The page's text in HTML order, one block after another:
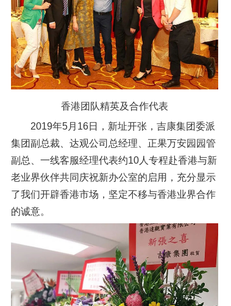
香港团队精英及合作代表
2019年5月16日，新址开张，吉康集团委派
集团副总裁、达观公司总经理、正果万安园园管
副总、一线客服经理代表约10人专程赴香港与新
老业界伙伴共同庆祝新办公室的启用，充分显示
了我们开辟香港市场，坚定不移与香港业界合作
的诚意。